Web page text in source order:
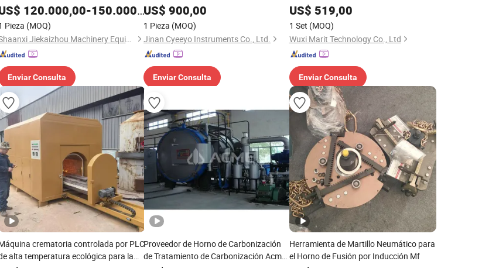
de inducción para la industria de
tratamiento térmico
120.000,00-150.000,00
Pieza (MOQ)
Shaanxi Jiekaizhou Machinery Equipment Co., Ltd.
Enviar Consulta
vacío y gas inerte 1200c Laboratorio
US$ 900,00
1 Pieza (MOQ)
Jinan Cyeeyo Instruments Co., Ltd.
Enviar Consulta
eléctrico
US$ 519,00
1 Set (MOQ)
Wuxi Marit Technology Co., Ltd
Enviar Consulta
crematoria controlada por PLC
alta temperatura ecológica para la
Proveedor de Horno de Carbonización
de Tratamiento de Carbonización Acme
Herramienta de Martillo Neumático para
el Horno de Fusión por Inducción Mf